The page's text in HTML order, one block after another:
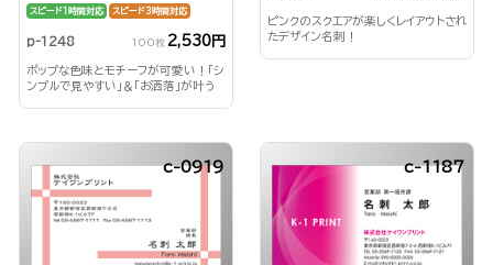
スピード1時間対応 スピード3時間対応
p-1248 100枚 2,530円
ポップな色味とモチーフが可愛い！「シ
ンプルで見やすい」＆「お洒落」が叶う
ピンクのスクエアが楽しくレイアウトされ
たデザイン名刺！
c-0919 c-1187